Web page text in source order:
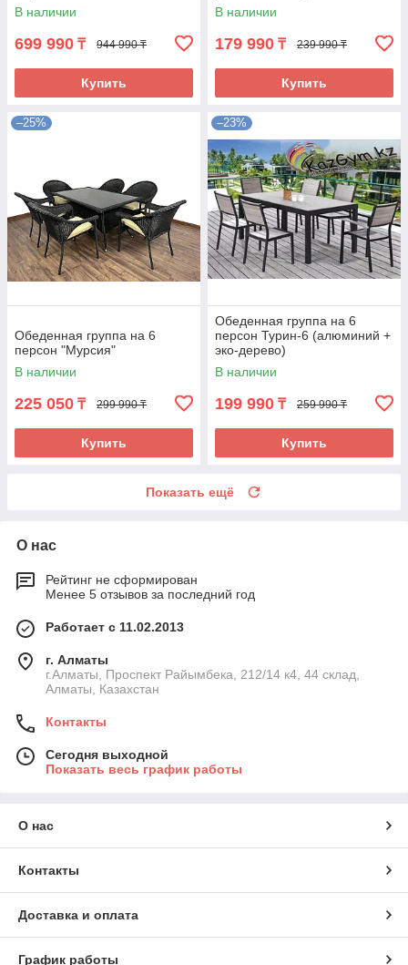
В наличии
699 990 ₸ 944 990 ₸
Купить
В наличии
179 990 ₸ 239 990 ₸
Купить
–25%
Обеденная группа на 6
персон "Мурсия"
В наличии
225 050 ₸ 299 990 ₸
Купить
–23%
Обеденная группа на 6
персон Турин-6 (алюминий +
эко-дерево)
В наличии
199 990 ₸ 259 990 ₸
Купить
Показать ещё
О нас
Рейтинг не сформирован
Менее 5 отзывов за последний год
Работает с 11.02.2013
г. Алматы
г.Алматы, Проспект Райымбека, 212/14 к4, 44 склад,
Алматы, Казахстан
Контакты
Сегодня выходной
Показать весь график работы
О нас
Контакты
Доставка и оплата
График работы